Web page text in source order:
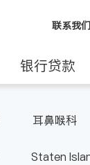
联系我们
银行贷款
耳鼻喉科
Staten